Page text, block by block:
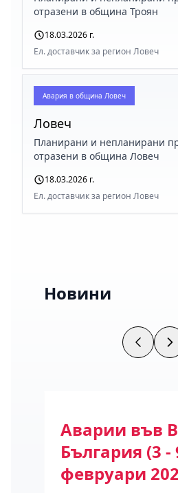
отразени в община Троян
18.03.2026 г.
Ел. доставчик за регион Ловеч
Авария в община Ловеч
Ловеч
Планирани и непланирани
отразени в община Ловеч
18.03.2026 г.
Ел. доставчик за регион Ловеч
Новини
Аварии във
България (3 -
февруари